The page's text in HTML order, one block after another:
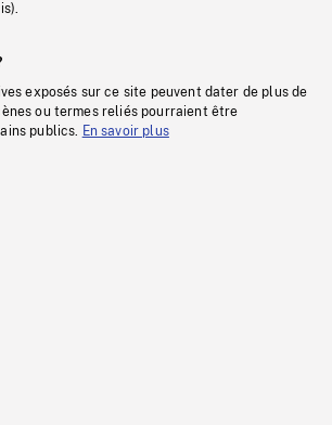
exposés sur ce site peuvent dater de plus de
ou termes reliés pourraient être
publics. En savoir plus